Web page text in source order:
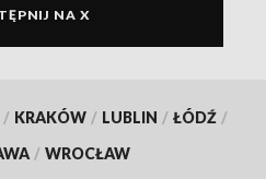
NA X
/ KRAKÓW / LUBLIN / ŁÓDŹ /
/ WROCŁAW